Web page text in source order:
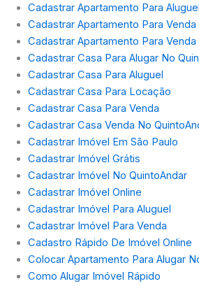
Cadastrar Apartamento Para Aluguel
Cadastrar Apartamento Para Venda
Cadastrar Apartamento Para
Cadastrar Casa Para Alugar No
Cadastrar Casa Para Aluguel
Cadastrar Casa Para Locação
Cadastrar Casa Para Venda
Cadastrar Casa Venda No
Cadastrar Imóvel Em São Paulo
Cadastrar Imóvel Grátis
Cadastrar Imóvel No QuintoAndar
Cadastrar Imóvel Online
Cadastrar Imóvel Para Aluguel
Cadastrar Imóvel Para Venda
Cadastro Rápido De Imóvel Online
Colocar Apartamento Para Alugar
Como Alugar Imóvel Rápido